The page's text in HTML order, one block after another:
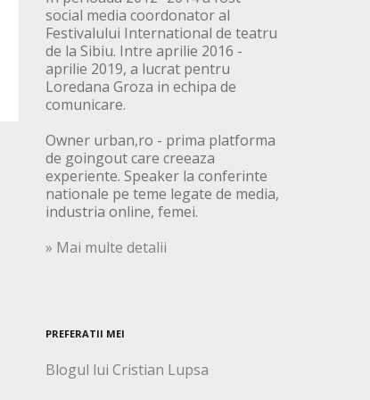
social media coordonator al
Festivalului International de teatru
de la Sibiu. Intre aprilie 2016 -
aprilie 2019, a lucrat pentru
Loredana Groza in echipa de
comunicare.
Owner urban,ro - prima platforma
de goingout care creeaza
experiente. Speaker la conferinte
nationale pe teme legate de media,
industria online, femei.
» Mai multe detalii
PREFERATII MEI
Blogul lui Cristian Lupsa